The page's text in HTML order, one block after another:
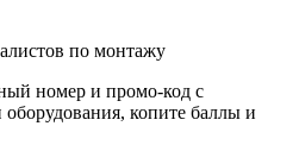
по монтажу
номер и промо-код с
копите баллы и